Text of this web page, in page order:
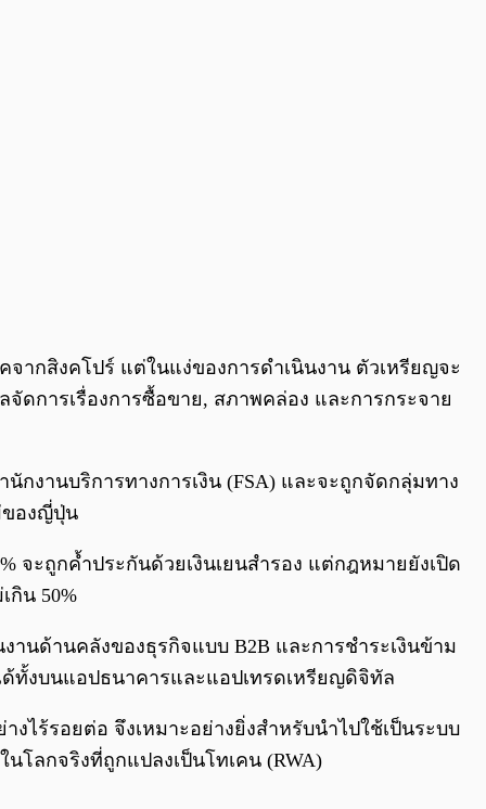
จากสิงคโปร์ แต่ในแง่ของการดำเนินงาน ตัวเหรียญจะ
จัดการเรื่องการซื้อขาย, สภาพคล่อง และการกระจาย
กงานบริการทางการเงิน (FSA) และจะถูกจัดกลุ่มทาง
ของญี่ปุ่น
จะถูกค้ำประกันด้วยเงินเยนสำรอง แต่กฎหมายยังเปิด
กิน 50%
านด้านคลังของธุรกิจแบบ B2B และการชำระเงินข้าม
ทั้งบนแอปธนาคารและแอปเทรดเหรียญดิจิทัล
ไร้รอยต่อ จึงเหมาะอย่างยิ่งสำหรับนำไปใช้เป็นระบบ
โลกจริงที่ถูกแปลงเป็นโทเคน (RWA)